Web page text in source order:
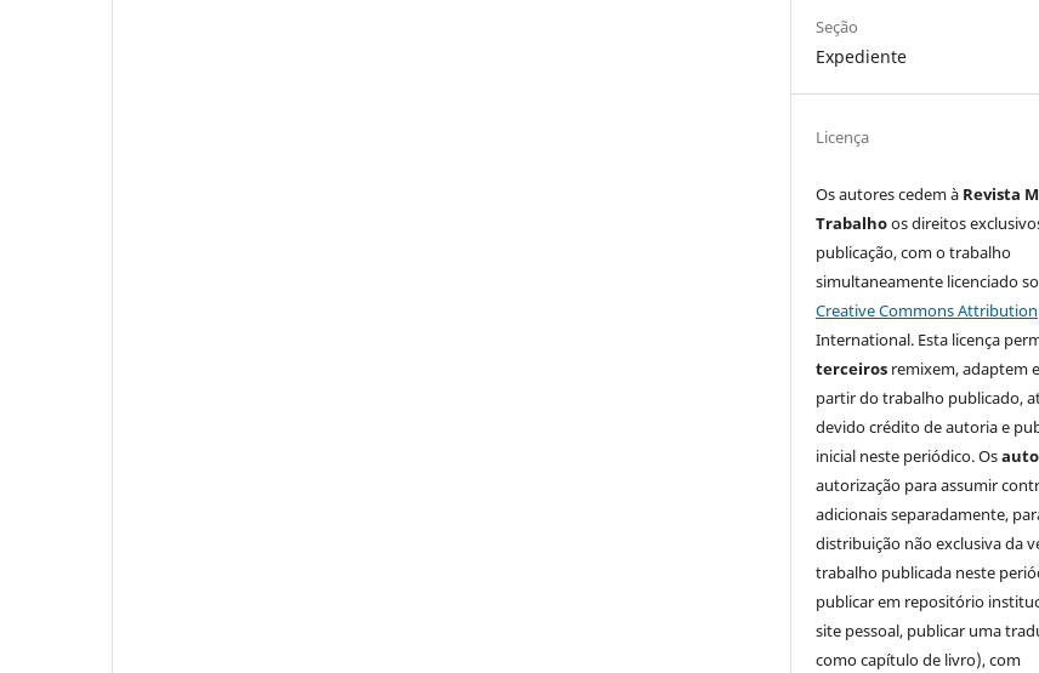
Seção
Expediente
Licença
Os autores cedem à Revista
Trabalhoos direitos
publicação, com o trabalho
simultaneamente licenciado
Creative Commons Attribution
International. Esta licença
terceiros remixem, adaptem
partir do trabalho publicado,
devido crédito de autoria e
inicial neste periódico. Os
autorização para assumir
adicionais separadamente,
distribuição não exclusiva da
trabalho publicada neste
publicar em repositório
site pessoal, publicar uma
como capítulo de livro), com